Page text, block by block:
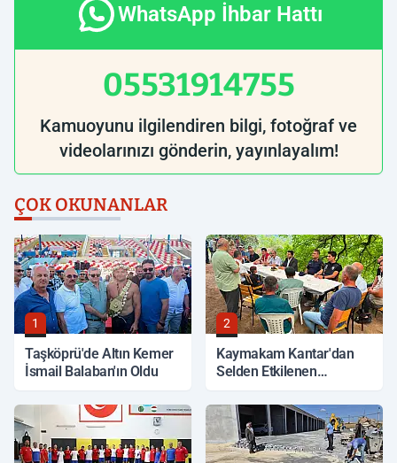
WhatsApp İhbar Hattı
05531914755
Kamuoyunu ilgilendiren bilgi, fotoğraf ve
videolarınızı gönderin, yayınlayalım!
ÇOK OKUNANLAR
1
Taşköprü'de Altın Kemer
İsmail Balaban'ın Oldu
2
Kaymakam Kantar'dan
Selden Etkilenen